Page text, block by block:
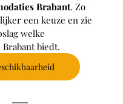
Brabant. Zo
een keuze en zie
welke
biedt.